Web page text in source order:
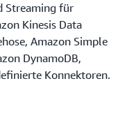
Streaming für
Kinesis Data
Amazon Simple
DynamoDB,
Konnektoren.